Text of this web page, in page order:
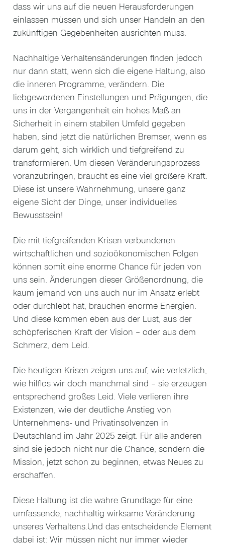
dass wir uns auf die neuen Herausforderungen
einlassen müssen und sich unser Handeln an den
zukünftigen Gegebenheiten ausrichten muss.
Nachhaltige Verhaltensänderungen finden jedoch
nur dann statt, wenn sich die eigene Haltung, also
die inneren Programme, verändern. Die
liebgewordenen Einstellungen und Prägungen, die
uns in der Vergangenheit ein hohes Maß an
Sicherheit in einem stabilen Umfeld gegeben
haben, sind jetzt die natürlichen Bremser, wenn es
darum geht, sich wirklich und tiefgreifend zu
transformieren. Um diesen Veränderungsprozess
voranzubringen, braucht es eine viel größere Kraft.
Diese ist unsere Wahrnehmung, unsere ganz
eigene Sicht der Dinge, unser individuelles
Bewusstsein!
Die mit tiefgreifenden Krisen verbundenen
wirtschaftlichen und sozioökonomischen Folgen
können somit eine enorme Chance für jeden von
uns sein. Änderungen dieser Größenordnung, die
kaum jemand von uns auch nur im Ansatz erlebt
oder durchlebt hat, brauchen enorme Energien.
Und diese kommen eben aus der Lust, aus der
schöpferischen Kraft der Vision – oder aus dem
Schmerz, dem Leid.
Die heutigen Krisen zeigen uns auf, wie verletzlich,
wie hilflos wir doch manchmal sind – sie erzeugen
entsprechend großes Leid. Viele verlieren ihre
Existenzen, wie der deutliche Anstieg von
Unternehmens‑ und Privatinsolvenzen in
Deutschland im Jahr 2025 zeigt. Für alle anderen
sind sie jedoch nicht nur die Chance, sondern die
Mission, jetzt schon zu beginnen, etwas Neues zu
erschaffen.
Diese Haltung ist die wahre Grundlage für eine
umfassende, nachhaltig wirksame Veränderung
unseres Verhaltens.Und das entscheidende Element
dabei ist: Wir müssen nicht nur immer wieder